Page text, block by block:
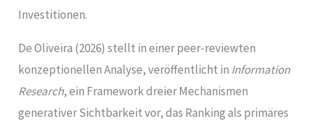
Investitionen.
De Oliveira (2026) stellt in einer peer-reviewten
konzeptionellen Analyse, veröffentlicht in Information
Research, ein Framework dreier Mechanismen
generativer Sichtbarkeit vor, das Ranking als primäres